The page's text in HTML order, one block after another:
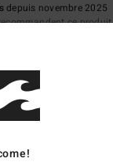
depuis novembre 2025
ce produit
Trop grand